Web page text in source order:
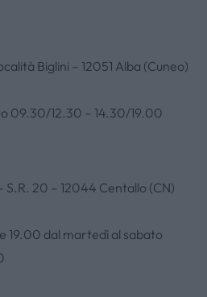
AZIENDA
Biglini – 12051 Alba (Cuneo)
09.30/12.30 – 14.30/19.00
S.R. 20 – 12044 Centallo (CN)
19.00 dal martedì al sabato